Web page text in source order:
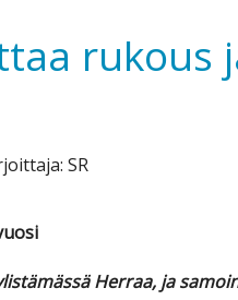
rukous
SR
Herraa, ja